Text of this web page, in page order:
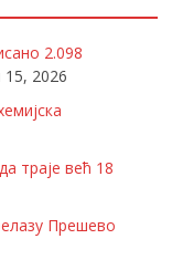
2.098
15, 2026
траје већ 18
Прешево